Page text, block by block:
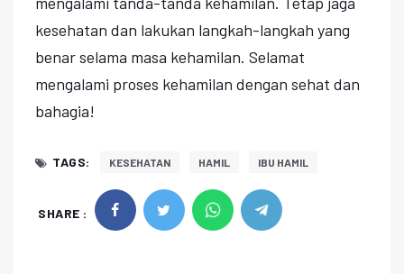
kesehatan dan lakukan langkah-langkah yang
benar selama masa kehamilan. Selamat
mengalami proses kehamilan dengan sehat dan
bahagia!
TAGS: KESEHATAN HAMIL IBU HAMIL
SHARE :